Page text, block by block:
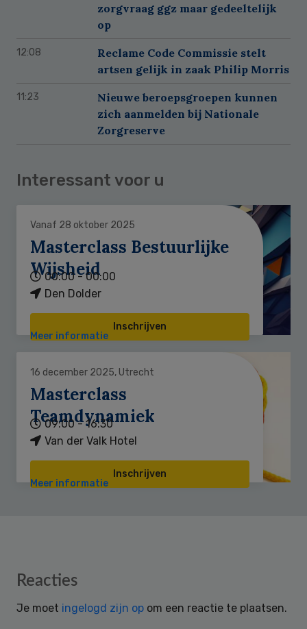
zorgvraag ggz maar gedeeltelijk
op
12:08
Reclame Code Commissie stelt
artsen gelijk in zaak Philip Morris
11:23
Nieuwe beroepsgroepen kunnen
zich aanmelden bij Nationale
Zorgreserve
Interessant voor u
Vanaf 28 oktober 2025
Masterclass Bestuurlijke
Wijsheid
00:00 - 00:00
Den Dolder
Inschrijven
Meer informatie
16 december 2025, Utrecht
Masterclass
Teamdynamiek
09:00 - 16:30
Van der Valk Hotel
Inschrijven
Meer informatie
Reader
Reacties
Je moet ingelogd zijn op om een reactie te plaatsen.